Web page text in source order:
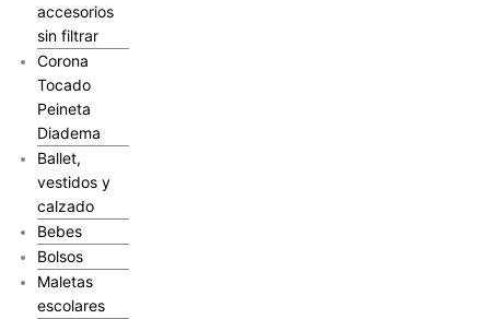
accesorios
sin filtrar
Corona
Tocado
Peineta
Diadema
Ballet,
vestidos y
calzado
Bebes
Bolsos
Maletas
escolares